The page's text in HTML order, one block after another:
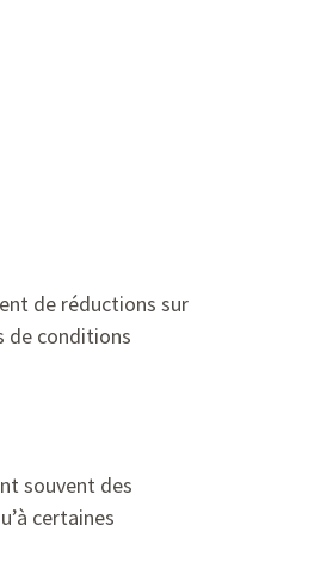
de réductions sur
de conditions
souvent des
certaines